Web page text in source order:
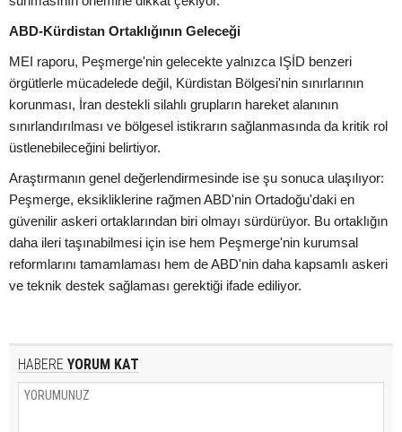
ABD-Kürdistan Ortaklığının Geleceği
MEI raporu, Peşmerge'nin gelecekte yalnızca IŞİD benzeri
örgütlerle mücadelede değil, Kürdistan Bölgesi'nin sınırlarının
korunması, İran destekli silahlı grupların hareket alanının
sınırlandırılması ve bölgesel istikrarın sağlanmasında da kritik rol
üstlenebileceğini belirtiyor.
Araştırmanın genel değerlendirmesinde ise şu sonuca ulaşılıyor:
Peşmerge, eksikliklerine rağmen ABD'nin Ortadoğu'daki en
güvenilir askeri ortaklarından biri olmayı sürdürüyor. Bu ortaklığın
daha ileri taşınabilmesi için ise hem Peşmerge'nin kurumsal
reformlarını tamamlaması hem de ABD'nin daha kapsamlı askeri
ve teknik destek sağlaması gerektiği ifade ediliyor.
HABERE YORUM KAT